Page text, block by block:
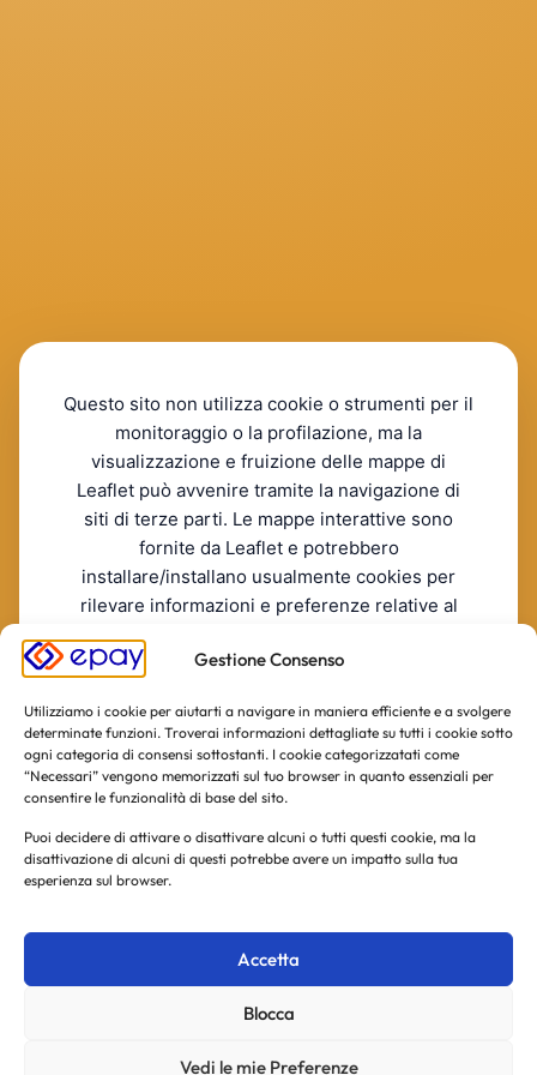
Gestione Consenso
Utilizziamo i cookie per aiutarti a navigare in maniera efficiente e a svolgere
determinate funzioni. Troverai informazioni dettagliate su tutti i cookie sotto
ogni categoria di consensi sottostanti. I cookie categorizzatati come
“Necessari” vengono memorizzati sul tuo browser in quanto essenziali per
consentire le funzionalità di base del sito.
Puoi decidere di attivare o disattivare alcuni o tutti questi cookie, ma la
disattivazione di alcuni di questi potrebbe avere un impatto sulla tua
esperienza sul browser.
Accetta
Blocca
Vedi le mie Preferenze
Questo sito non utilizza cookie o strumenti per il
monitoraggio o la profilazione, ma la
visualizzazione e fruizione delle mappe di
Leaflet può avvenire tramite la navigazione di
siti di terze parti. Le mappe interattive sono
fornite da Leaflet e potrebbero
installare/installano usualmente cookies per
rilevare informazioni e preferenze relative al
RIFIUTO
ACCONSENTO
La invitiamo a consultare le informazioni sulla privacy policy
di Leaflet incluse nella informativa estesa. [Leaflet's Privacy
Policy]